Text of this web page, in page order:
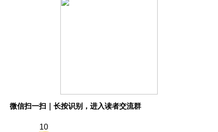
微信扫一扫｜长按识别，进入读者交流群
10